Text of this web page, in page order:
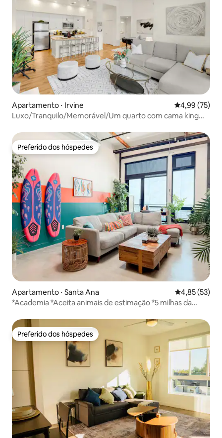
Apartamento ⋅ Irvine 4,99 de uma
4,99 (75)
Luxo/Tranquilo/Memorável/Um quarto com cama king
Preferido dos hóspedes
Preferido dos hóspedes
Apartamento ⋅ Santa Ana 4,85 de uma
4,85 (53)
*Academia *Aceita animais de estimação *5 milhas da
Preferido dos hóspedes
Preferido dos hóspedes